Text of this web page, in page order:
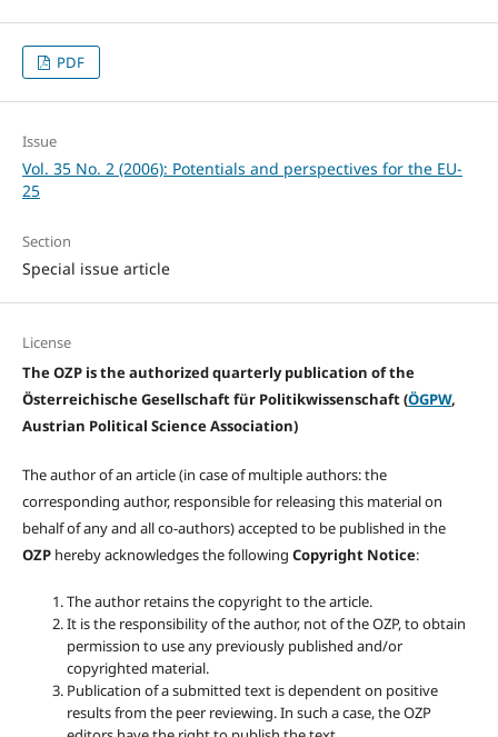
PDF
Issue
Vol. 35 No. 2 (2006): Potentials and perspectives for the EU-
25
Section
Special issue article
License
The OZP is the authorized quarterly publication of the
Österreichische Gesellschaft für Politikwissenschaft (ÖGPW,
Austrian Political Science Association)
The author of an article (in case of multiple authors: the
corresponding author, responsible for releasing this material on
behalf of any and all co-authors) accepted to be published in the
OZP hereby acknowledges the following Copyright Notice:
The author retains the copyright to the article.
It is the responsibility of the author, not of the OZP, to obtain
permission to use any previously published and/or
copyrighted material.
Publication of a submitted text is dependent on positive
results from the peer reviewing. In such a case, the OZP